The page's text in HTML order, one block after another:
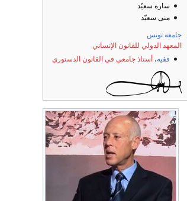
سارة سعيّد
منى سعيّد
جامعة تونس
المعهد الدولي للقانون الإنساني
فقيه، أستاذ جامعي في القانون الدستوري